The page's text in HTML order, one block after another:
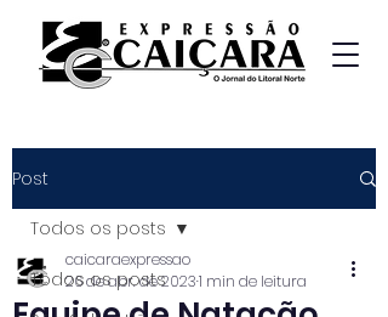
Post
Todos os posts
Todos os posts
caicaraexpressao
26 de abr. de 20231 min de leitura